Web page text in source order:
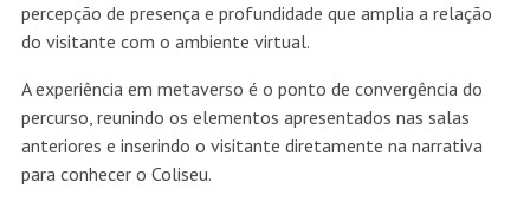
percepção de presença e profundidade que amplia a relação
do visitante com o ambiente virtual.
A experiência em metaverso é o ponto de convergência do
percurso, reunindo os elementos apresentados nas salas
anteriores e inserindo o visitante diretamente na narrativa
para conhecer o Coliseu.